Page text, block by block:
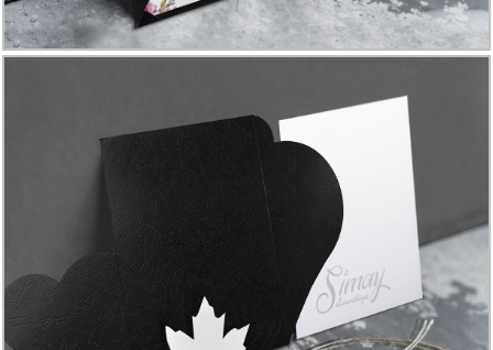
Atatürk'lü
Davetiyeler
Numune
Talebi
(ücretsiz)